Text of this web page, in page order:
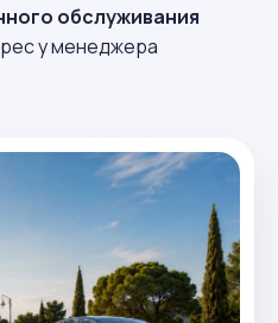
обслуживания
у менеджера